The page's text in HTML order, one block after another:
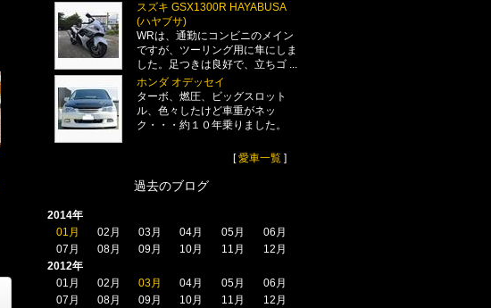
スズキ GSX1300R HAYABUSA
(ハヤブサ)
WRは、通勤にコンビニのメイン
ですが、ツーリング用に隼にしま
した。足つきは良好で、立ちゴ ...
ホンダ オデッセイ
ターボ、燃圧、ビッグスロット
ル、色々したけど車重がネッ
ク・・・約１０年乗りました。
[愛車一覧 ]
過去のブログ
2014年
01月
02月 03月 04月 05月
06月
07月
08月 09月 10月 11月
12月
2012年
01月
02月 03月 04月 05月
06月
07月
08月 09月 10月 11月 12月